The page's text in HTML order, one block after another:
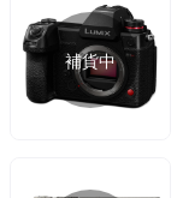
補貨中